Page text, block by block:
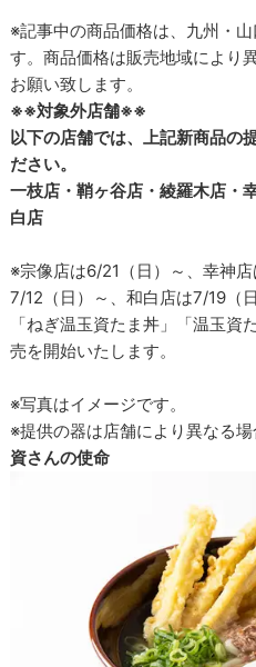
※記事中の商品価格は、九州・
す。商品価格は販売地域により
お願い致します。
※※対象外店舗※※
以下の店舗では、上記新商品の
ださい。
一枝店・鞘ヶ谷店・綾羅木店・
白店
※宗像店は6/21（日）～、幸神
7/12（日）～、和白店は7/19（
「ねぎ温玉資たま丼」「温玉資
売を開始いたします。
※写真はイメージです。
※提供の器は店舗により異なる場
資さんの使命